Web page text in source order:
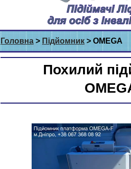
Головна > Підйомник > OMEGA
Похилий